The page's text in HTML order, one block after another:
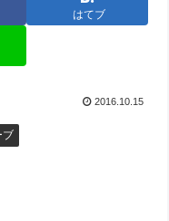
はてブ
2016.10.15
ブ